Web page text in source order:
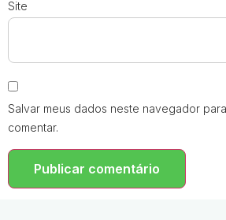
Site
Salvar meus dados neste navegador
comentar.